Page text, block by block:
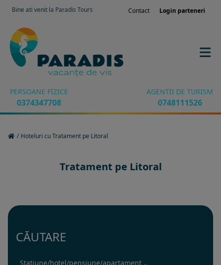
Bine ati venit la Paradis Tours Contact Login parteneri
PERSOANE FIZICE
0374347708
AGENTII DE TURISM
0748111526
/ Hoteluri cu Tratament pe Litoral
Tratament pe Litoral
CĂUTARE